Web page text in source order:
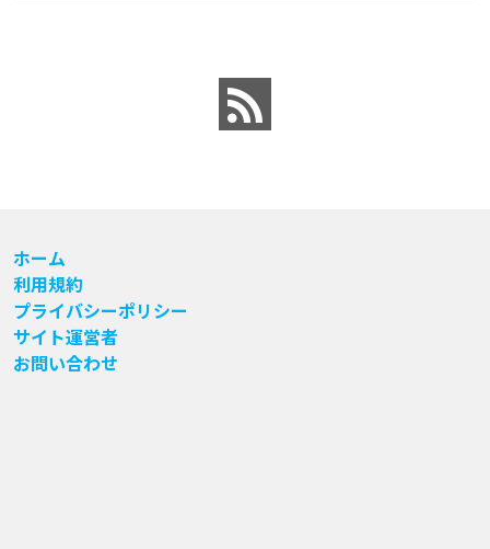
ホーム
利用規約
プライバシーポリシー
サイト運営者
お問い合わせ